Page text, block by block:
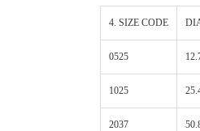
4. SIZE CODE
0525
1025
2037